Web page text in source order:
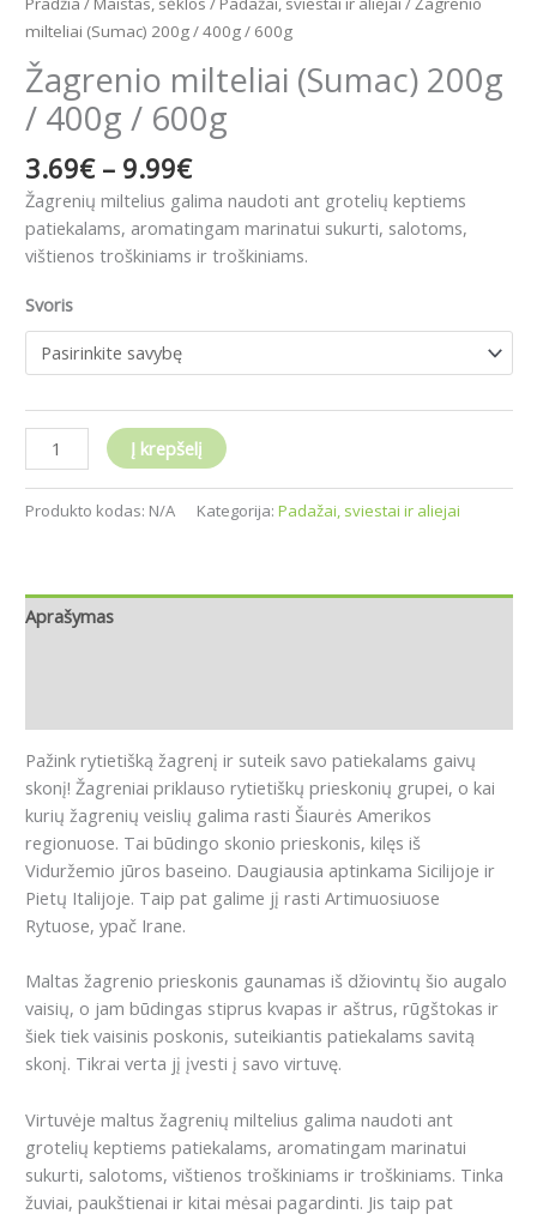
milteliai (Sumac) 200g / 400g / 600g
Žagrenio milteliai (Sumac) 200g
/ 400g / 600g
3.69€ – 9.99€
Žagrenių miltelius galima naudoti ant grotelių keptiems
patiekalams, aromatingam marinatui sukurti, salotoms,
vištienos troškiniams ir troškiniams.
Svoris
Į krepšelį
Produkto kodas: N/A Kategorija: Padažai, sviestai ir aliejai
Aprašymas
Pažink rytietišką žagrenį ir suteik savo patiekalams gaivų
skonį! Žagreniai priklauso rytietiškų prieskonių grupei, o kai
kurių žagrenių veislių galima rasti Šiaurės Amerikos
regionuose. Tai būdingo skonio prieskonis, kilęs iš
Viduržemio jūros baseino. Daugiausia aptinkama Sicilijoje ir
Pietų Italijoje. Taip pat galime jį rasti Artimuosiuose
Rytuose, ypač Irane.
Maltas žagrenio prieskonis gaunamas iš džiovintų šio augalo
vaisių, o jam būdingas stiprus kvapas ir aštrus, rūgštokas ir
šiek tiek vaisinis poskonis, suteikiantis patiekalams savitą
skonį. Tikrai verta jį įvesti į savo virtuvę.
Virtuvėje maltus žagrenių miltelius galima naudoti ant
grotelių keptiems patiekalams, aromatingam marinatui
sukurti, salotoms, vištienos troškiniams ir troškiniams. Tinka
žuviai, paukštienai ir kitai mėsai pagardinti. Jis taip pat